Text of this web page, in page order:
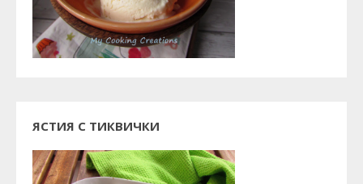
ЯСТИЯ С ТИКВИЧКИ